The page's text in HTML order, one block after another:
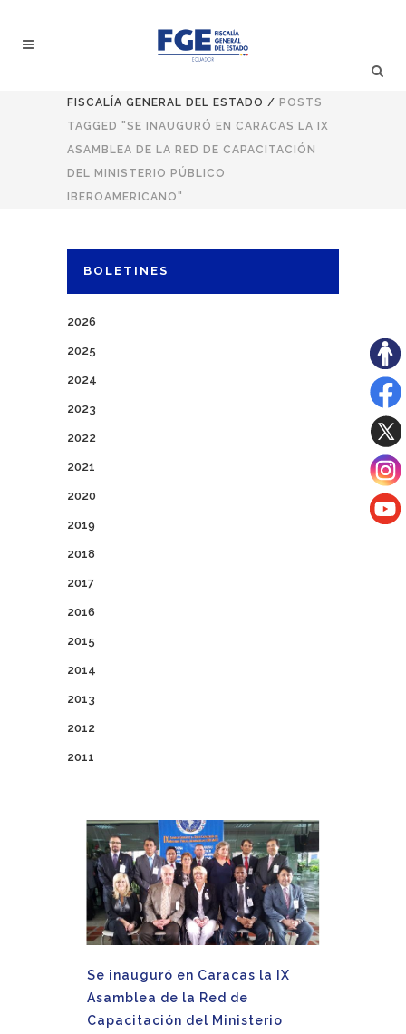
FISCALÍA GENERAL DEL ESTADO / POSTS
TAGGED "SE INAUGURÓ EN CARACAS LA IX
ASAMBLEA DE LA RED DE CAPACITACIÓN
DEL MINISTERIO PÚBLICO
IBEROAMERICANO"
BOLETINES
2026
2025
2024
2023
2022
2021
2020
2019
2018
2017
2016
2015
2014
2013
2012
2011
Se inauguró en Caracas la IX
Asamblea de la Red de
Capacitación del Ministerio